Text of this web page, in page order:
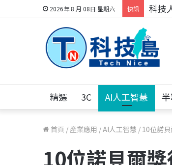
2026年 8 月 08日 星期六 快訊 科技
精選 3C AI人工智慧
首頁 / 產業應用 /AI人工智慧 / 10位諾
10位諾貝爾